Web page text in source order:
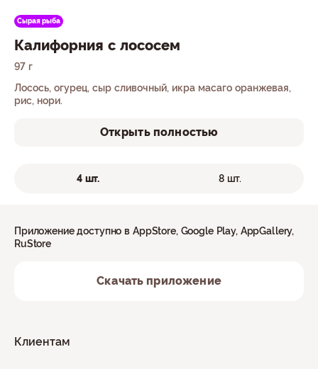
Сырая рыба
Калифорния с лососем
97 г
Лосось, огурец, сыр сливочный, икра масаго оранжевая,
рис, нори.
Открыть полностью
4 шт. 8 шт.
Клиентам
Приложение доступно в AppStore, Google Play, AppGallery,
RuStore
Скачать приложение